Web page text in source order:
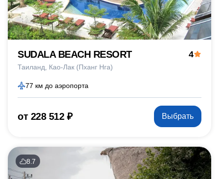
SUDALA BEACH RESORT
Таиланд Као-Лак (Пханг Нга)
4
77 км до аэропорта
от 228 512 ₽ Выбрать
8.7